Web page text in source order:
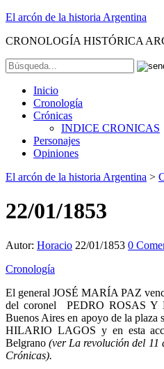
El arcón de la historia Argentina
CRONOLOGÍA HISTÓRICA
Inicio
Cronología
Crónicas
INDICE CRONICAS
Personajes
Opiniones
El arcón de la historia Argentina >
22/01/1853
Autor: Horacio 22/01/1853 0
Cronología
El general JOSÉ MARÍA PAZ
del coronel PEDRO ROSAS Y
Buenos Aires en apoyo de la plaza
HILARIO LAGOS y en esta
Belgrano(ver La revolución del 11
Crónicas).